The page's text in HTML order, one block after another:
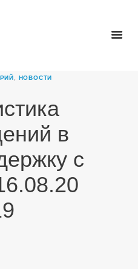
НОВОСТИ
в
с